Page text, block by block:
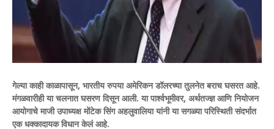
गेल्या काही काळापासून, भारतीय रुपया अमेरिकन डॉलरच्या तुलनेत बराच घसरत आहे.
मंगळवारीही या चलनात घसरण दिसून आली. या पार्श्वभूमीवर, अर्थतज्ज्ञ आणि नियोजन
आयोगाचे माजी उपाध्यक्ष मोंटेक सिंग अहलुवालिया यांनी या सगळ्या परिस्थिती संदर्भात
एक धक्कादायक विधान केलं आहे.